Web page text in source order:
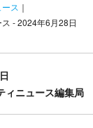
ス ｜
- 2024年6月28日
ィニュース編集局